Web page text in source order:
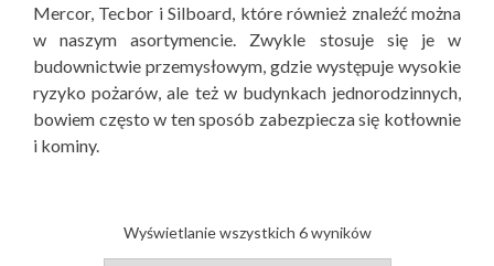
Mercor, Tecbor i Silboard, które również znaleźć można
w naszym asortymencie. Zwykle stosuje się je w
budownictwie przemysłowym, gdzie występuje wysokie
ryzyko pożarów, ale też w budynkach jednorodzinnych,
bowiem często w ten sposób zabezpiecza się kotłownie
i kominy.
Wyświetlanie wszystkich 6 wyników